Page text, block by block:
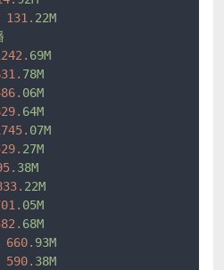
131. 22M
69M
78M
06M
64M
07M
27M
38M
22M
05M
68M
660. 93M
590. 38M